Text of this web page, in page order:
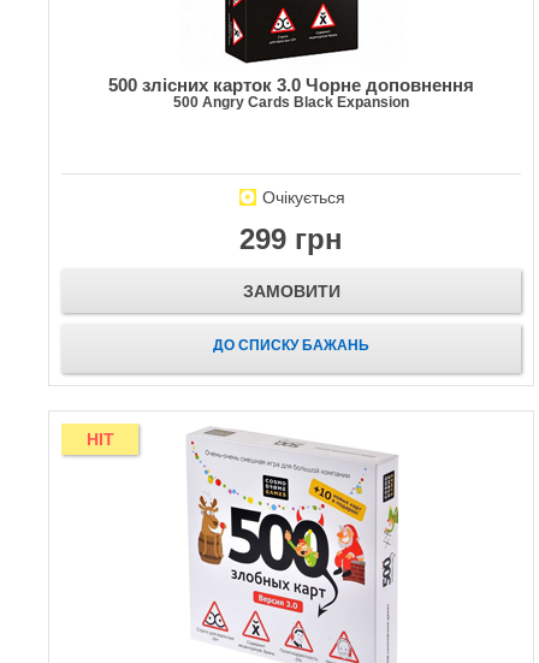
500 злісних карток 3.0 Чорне доповнення
500 Angry Cards Black Expansion
Очікується
299 грн
ЗАМОВИТИ
ДО СПИСКУ БАЖАНЬ
HIT